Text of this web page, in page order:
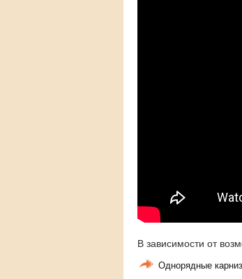
В зависимости от
Однорядные